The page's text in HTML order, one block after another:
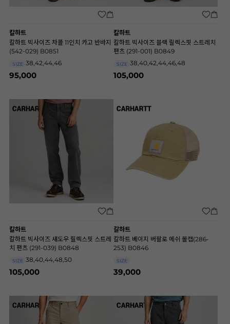
칼하트
칼하트 빅사이즈 차콜 11인치 카고 반바지
(542-029) B0851
SIZE 38,42,44,46
95,000
칼하트
칼하트 빅사이즈 블랙 릴렉스핏 스트레치
팬츠 (291-001) B0849
SIZE 38,40,42,44,46,48
105,000
칼하트
칼하트 빅사이즈 섀도우 릴렉스핏 스트레
치 팬츠 (291-039) B0848
SIZE 38,40,44,48,50
105,000
갈하트
칼하트 베이지 버팔로 메쉬 볼캡(286-
253) B0846
SIZE
39,000